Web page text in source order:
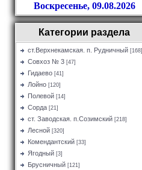
Воскресенье, 09.08.2026
Категории раздела
ст.Верхнекамская. п. Рудничный [168]
Совхоз № 3 [47]
Гидаево [41]
Лойно [120]
Полевой [14]
Сорда [21]
ст. Заводская. п.Созимский [218]
Лесной [320]
Комендантский [33]
Ягодный [3]
Брусничный [121]